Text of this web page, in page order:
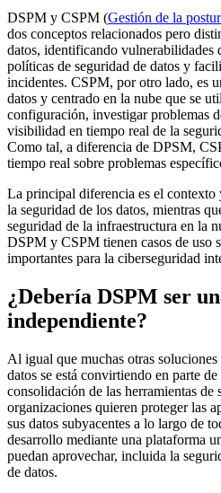
DSPM y CSPM (Gestión de la
dos conceptos relacionados pero
datos, identificando vulnerabilidades
políticas de seguridad de datos y
incidentes. CSPM, por otro lado, es
datos y centrado en la nube que se
configuración, investigar problemas
visibilidad en tiempo real de la
Como tal, a diferencia de DPSM,
tiempo real sobre problemas
La principal diferencia es el
la seguridad de los datos, mientras
seguridad de la infraestructura en la
DSPM y CSPM tienen casos de uso
importantes para la ciberseguridad
¿Debería DSPM ser
independiente?
Al igual que muchas otras
datos se está convirtiendo en parte
consolidación de las herramientas de
organizaciones quieren proteger las
sus datos subyacentes a lo largo de
desarrollo mediante una plataforma
puedan aprovechar, incluida la
de datos.